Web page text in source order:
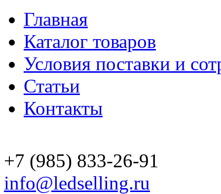
Главная
Каталог товаров
Условия поставки и
Статьи
Контакты
+7 (985) 833-26-91
info@ledselling.ru